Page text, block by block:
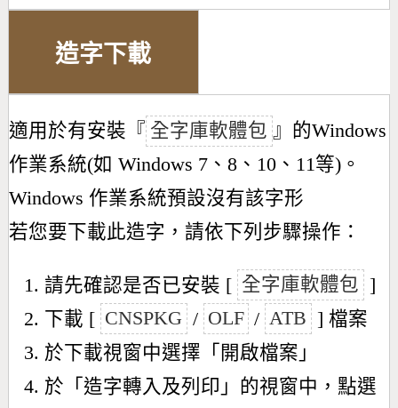
造字下載
適用於有安裝『 全字庫軟體包 』的Windows
作業系統(如 Windows 7、8、10、11等)。
Windows 作業系統預設沒有該字形
若您要下載此造字，請依下列步驟操作：
請先確認是否已安裝 [ 全字庫軟體包 ]
下載 [ CNSPKG / OLF / ATB ] 檔案
於下載視窗中選擇「開啟檔案」
於「造字轉入及列印」的視窗中，點選